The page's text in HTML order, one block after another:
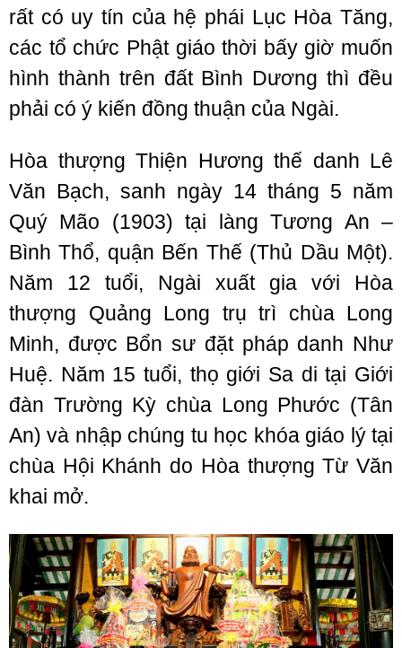
rất có uy tín của hệ phái Lục Hòa Tăng,
các tổ chức Phật giáo thời bấy giờ muốn
hình thành trên đất Bình Dương thì đều
phải có ý kiến đồng thuận của Ngài.
Hòa thượng Thiện Hương thế danh Lê
Văn Bạch, sanh ngày 14 tháng 5 năm
Quý Mão (1903) tại làng Tương An –
Bình Thổ, quận Bến Thế (Thủ Dầu Một).
Năm 12 tuổi, Ngài xuất gia với Hòa
thượng Quảng Long trụ trì chùa Long
Minh, được Bổn sư đặt pháp danh Như
Huệ. Năm 15 tuổi, thọ giới Sa di tại Giới
đàn Trường Kỳ chùa Long Phước (Tân
An) và nhập chúng tu học khóa giáo lý tại
chùa Hội Khánh do Hòa thượng Từ Văn
khai mở.